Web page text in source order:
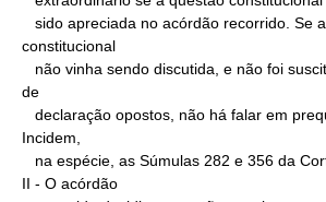
constitucional
de
Incidem,
II - O acórdão